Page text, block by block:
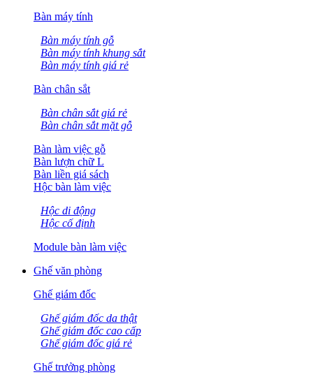
Bàn máy tính
Bàn máy tính gỗ
Bàn máy tính khung sắt
Bàn máy tính giá rẻ
Bàn chân sắt
Bàn chân sắt giá rẻ
Bàn chân sắt mặt gỗ
Bàn làm việc gỗ
Bàn lượn chữ L
Bàn liền giá sách
Hộc bàn làm việc
Hộc di động
Hộc cố định
Module bàn làm việc
Ghế văn phòng
Ghế giám đốc
Ghế giám đốc da thật
Ghế giám đốc cao cấp
Ghế giám đốc giá rẻ
Ghế trưởng phòng